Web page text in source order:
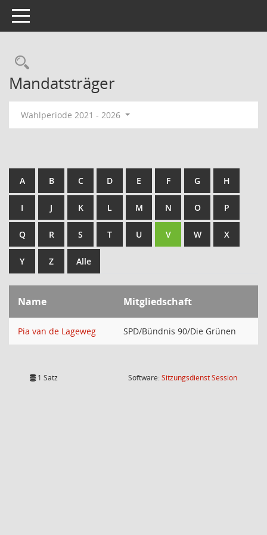
Toggle navigation
Rechercheauswahl
Mandatsträger
Wahlperiode 2021 - 2026
A B C D E F G H
I J K L M N O P
Q R S T U V W X
Y Z Alle
Name Mitgliedschaft
Pia van de Lageweg SPD/Bündnis 90/Die Grünen
1 Satz Software:SitzungsdienstSession(Wird in